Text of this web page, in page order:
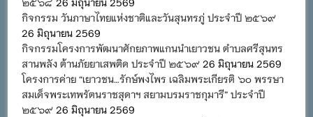
กิจกรรม วันภาษาไทยแห่งชาติและวันสุนทรภู่ ประจำปี ๒๕๖๙
26 มิถุนายน 2569
กิจกรรมโครงการพัฒนาศักยภาพแกนนำเยาวชน ตำบลศรีสุนทร
สานพลัง ต้านภัยยาเสพติด ประจำปี ๒๕๖๙ 26 มิถุนายน 2569
โครงการค่าย “เยาวชน…รักษ์พงไพร เฉลิมพระเกียรติ ๖๐ พรรษา
สมเด็จพระเทพรัตนราชสุดาฯ สยามบรมราชกุมารี” ประจำปี
๒๕๖๙ 26 มิถุนายน 2569